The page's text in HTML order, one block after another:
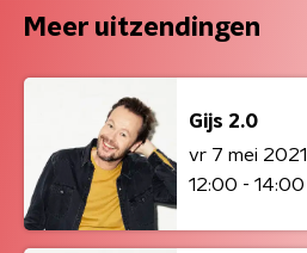
Meer uitzendingen
Gijs 2.0
vr 7 mei 2021
12:00 - 14:00